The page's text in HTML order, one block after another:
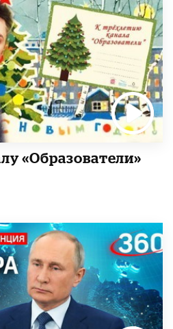
«Образователи»